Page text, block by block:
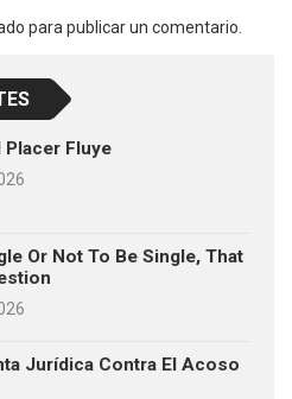
para publicar un comentario.
Placer Fluye
Or Not To Be Single, That
Jurídica Contra El Acoso